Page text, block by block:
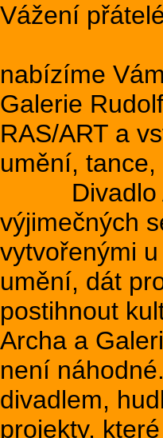
Vážení
nabízíme
Galerie
RAS/ART a
umění,
Divadlo
výjimečných
vytvořenými
umění, dát
postihnout
Archa a
není
divadlem,
projekty,